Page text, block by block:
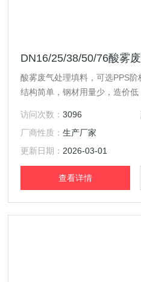
DN16/25/38/50/76酸雾
酸雾废气处理填料，可选PPS阶
结构简单，钢材用量少，造价低
访问次数：3096
厂商性质：生产厂家
更新日期： 2026-03-01
查看详情